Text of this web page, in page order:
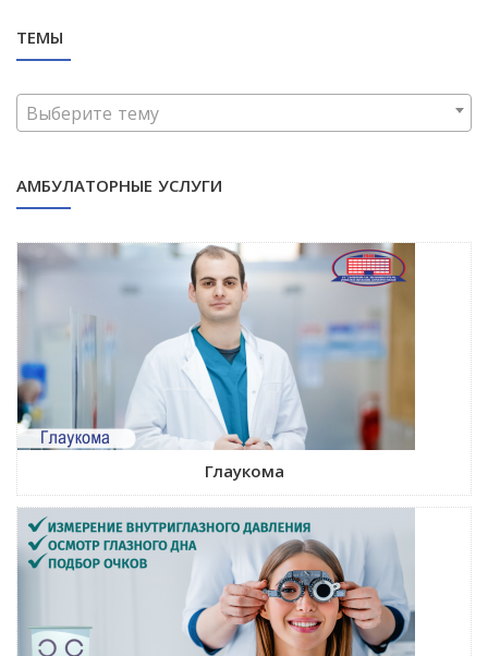
ТЕМЫ
Выберите тему
АМБУЛАТОРНЫЕ УСЛУГИ
Глаукома